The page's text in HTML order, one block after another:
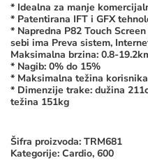
* Idealna za manje
* Patentirana IFT i GFX
* Napredna P82 Touch
sebi ima Preva sistem,
Maksimalna brzina: 0.8-
* Nagib: 0% do 15%
* Maksimalna težina
* Dimenzije trake: dužina
težina 151kg
Šifra proizvoda: TRM681
Kategorije: Cardio, 600